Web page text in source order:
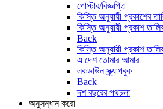
পোস্টার/বিজ্ঞপ্তি
কিস্তি অনুযায়ী প্রকাশের
কিস্তি অনুযায়ী প্রকাশ
Back
কিস্তি অনুযায়ী প্রকাশ
এ দেশ তোমার আমার
লকডাউন স্ক্র্যাপবুক
Back
দশ বছরের পথচলা
অনুসন্ধান করো